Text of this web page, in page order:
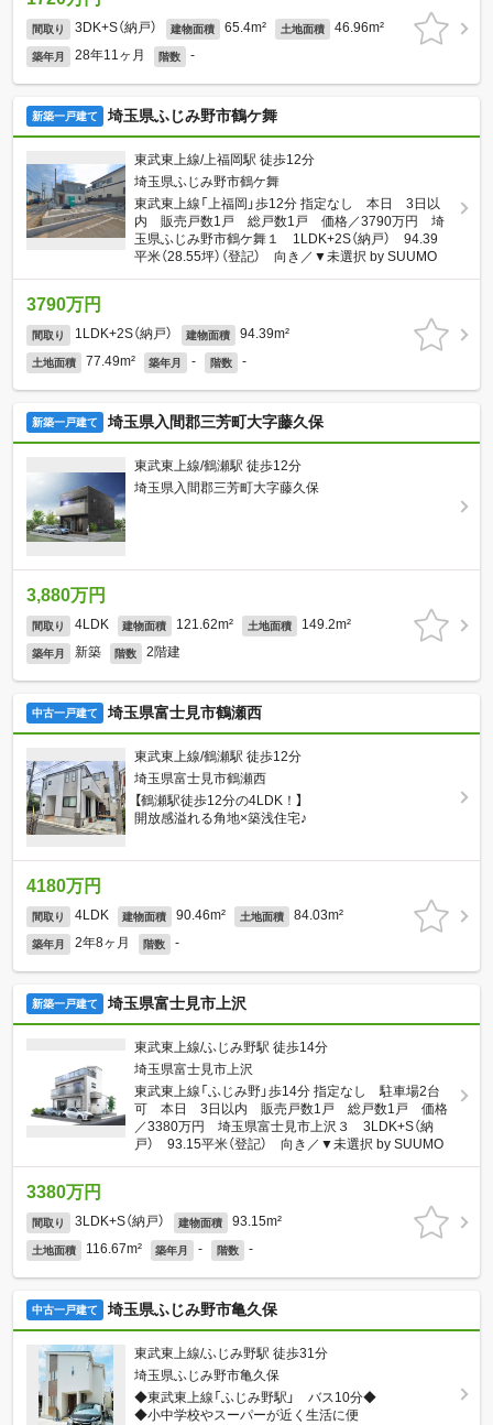
間取り 3DK+S（納戸） 建物面積 65.4m² 土地面積 46.96m²
築年月 28年11ヶ月 階数 -
新築一戸建て 埼玉県ふじみ野市鶴ケ舞
東武東上線/上福岡駅 徒歩12分
埼玉県ふじみ野市鶴ケ舞
東武東上線「上福岡」歩12分 指定なし 本日 3日以
内 販売戸数1戸 総戸数1戸 価格／3790万円 埼
玉県ふじみ野市鶴ケ舞１ 1LDK+2S（納戸） 94.39
平米（28.55坪）（登記） 向き／▼未選択 by SUUMO
3790万円
間取り 1LDK+2S（納戸） 建物面積 94.39m²
土地面積 77.49m² 築年月 - 階数 -
新築一戸建て 埼玉県入間郡三芳町大字藤久保
東武東上線/鶴瀬駅 徒歩12分
埼玉県入間郡三芳町大字藤久保
3,880万円
間取り 4LDK 建物面積 121.62m² 土地面積 149.2m²
築年月 新築 階数 2階建
中古一戸建て 埼玉県富士見市鶴瀬西
東武東上線/鶴瀬駅 徒歩12分
埼玉県富士見市鶴瀬西
【鶴瀬駅徒歩12分の4LDK！】
開放感溢れる角地×築浅住宅♪
4180万円
間取り 4LDK 建物面積 90.46m² 土地面積 84.03m²
築年月 2年8ヶ月 階数 -
新築一戸建て 埼玉県富士見市上沢
東武東上線/ふじみ野駅 徒歩14分
埼玉県富士見市上沢
東武東上線「ふじみ野」歩14分 指定なし 駐車場2台
可 本日 3日以内 販売戸数1戸 総戸数1戸 価格
／3380万円 埼玉県富士見市上沢３ 3LDK+S（納
戸） 93.15平米（登記） 向き／▼未選択 by SUUMO
3380万円
間取り 3LDK+S（納戸） 建物面積 93.15m²
土地面積 116.67m² 築年月 - 階数 -
中古一戸建て 埼玉県ふじみ野市亀久保
東武東上線/ふじみ野駅 徒歩31分
埼玉県ふじみ野市亀久保
◆東武東上線「ふじみ野駅」 バス10分◆
◆小中学校やスーパーが近く生活に便